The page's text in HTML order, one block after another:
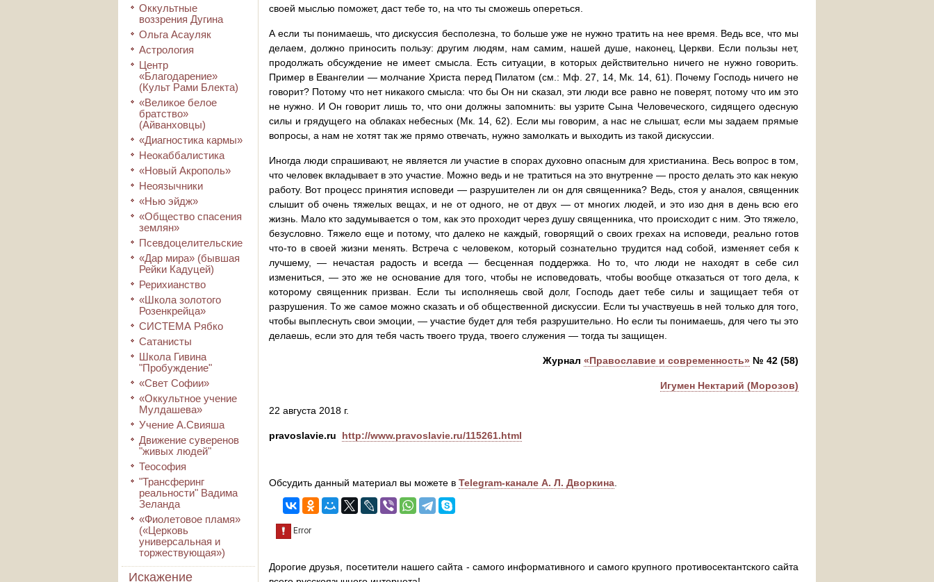
Оккультные
воззрения Дугина
Ольга Асауляк
Астрология
Центр
«Благодарение»
(Культ Рами Блекта)
«Великое белое
братство»
(Айванховцы)
«Диагностика кармы»
Неокаббалистика
«Новый Акрополь»
Неоязычники
«Нью эйдж»
«Общество спасения
землян»
Псевдоцелительские
«Дар мира» (бывшая
Рейки Кадуцей)
Рерихианство
«Школа золотого
Розенкрейца»
СИСТЕМА Рябко
Сатанисты
Школа Гивина
"Пробуждение"
«Свет Софии»
«Оккультное учение
Мулдашева»
Учение А.Свияша
Движение суверенов
"живых людей"
Теософия
"Трансферинг
реальности" Вадима
Зеланда
«Фиолетовое пламя»
(«Церковь
универсальная и
торжествующая»)
Искажение
своей мыслью поможет, даст тебе то, на что ты сможешь опереться.
А если ты понимаешь, что дискуссия бесполезна, то больше уже не нужно тратить на нее время. Ведь все, что мы
делаем, должно приносить пользу: другим людям, нам самим, нашей душе, наконец, Церкви. Если пользы нет,
продолжать обсуждение не имеет смысла. Есть ситуации, в которых действительно ничего не нужно говорить.
Пример в Евангелии — молчание Христа перед Пилатом (см.: Мф. 27, 14, Мк. 14, 61). Почему Господь ничего не
говорит? Потому что нет никакого смысла: что бы Он ни сказал, эти люди все равно не поверят, потому что им это
не нужно. И Он говорит лишь то, что они должны запомнить: вы узрите Сына Человеческого, сидящего одесную
силы и грядущего на облаках небесных (Мк. 14, 62). Если мы говорим, а нас не слышат, если мы задаем прямые
вопросы, а нам не хотят так же прямо отвечать, нужно замолкать и выходить из такой дискуссии.
Иногда люди спрашивают, не является ли участие в спорах духовно опасным для христианина. Весь вопрос в том,
что человек вкладывает в это участие. Можно ведь и не тратиться на это внутренне — просто делать это как некую
работу. Вот процесс принятия исповеди — разрушителен ли он для священника? Ведь, стоя у аналоя, священник
слышит об очень тяжелых вещах, и не от одного, не от двух — от многих людей, и это изо дня в день всю его
жизнь. Мало кто задумывается о том, как это проходит через душу священника, что происходит с ним. Это тяжело,
безусловно. Тяжело еще и потому, что далеко не каждый, говорящий о своих грехах на исповеди, реально готов
что-то в своей жизни менять. Встреча с человеком, который сознательно трудится над собой, изменяет себя к
лучшему, — нечастая радость и всегда — бесценная поддержка. Но то, что люди не находят в себе сил
измениться, — это же не основание для того, чтобы не исповедовать, чтобы вообще отказаться от того дела, к
которому священник призван. Если ты исполняешь свой долг, Господь дает тебе силы и защищает тебя от
разрушения. То же самое можно сказать и об общественной дискуссии. Если ты участвуешь в ней только для того,
чтобы выплеснуть свои эмоции, — участие будет для тебя разрушительно. Но если ты понимаешь, для чего ты это
делаешь, если это для тебя часть твоего труда, твоего служения — тогда ты защищен.
Журнал «Православие и современность» № 42 (58)
Игумен Нектарий (Морозов)
22 августа 2018 г.
pravoslavie.ru http://www.pravoslavie.ru/115261.html
Обсудить данный материал вы можете в Telegram-канале А. Л. Дворкина
Дорогие друзья, посетители нашего сайта - самого информативного и самого крупного противосектантского сайта